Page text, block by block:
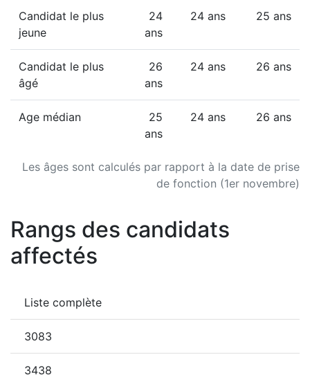
Les âges sont calculés par rapport à la date de prise
de fonction (1er novembre)
Candidat le plus
jeune
24
ans
24 ans 25 ans
Candidat le plus
âgé
26
ans
24 ans 26 ans
Age médian
25
ans
24 ans 26 ans
Rangs des candidats
affectés
Liste complète
3083
3438